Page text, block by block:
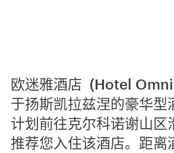
欧迷雅酒店 (Hotel
于扬斯凯拉兹涅的豪华型
计划前往克尔科诺谢山区
推荐您入住该酒店。距离